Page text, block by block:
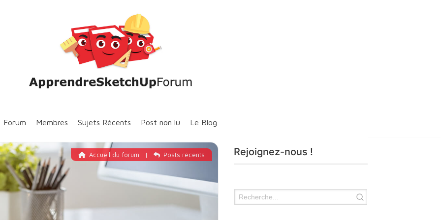
Forum Membres Sujets Récents Post non lu Le Blog
Accueil du forum | Posts récents Rejoignez-nous !